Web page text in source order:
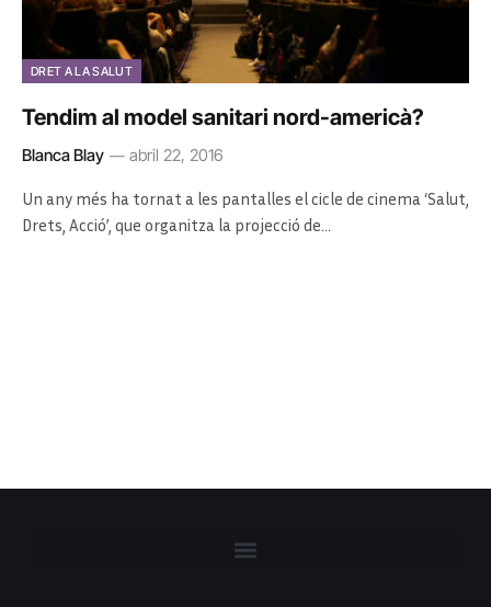
DRET A LA SALUT
Tendim al model sanitari nord-americà?
Blanca Blay abril 22, 2016
Un any més ha tornat a les pantalles el cicle de cinema ‘Salut,
Drets, Acció’, que organitza la projecció de…